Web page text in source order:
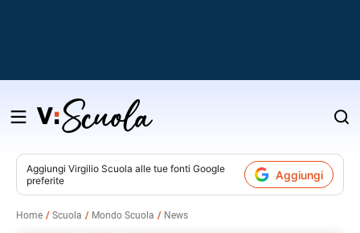
Salta
contenuto
Aggiungi Virgilio Scuola alle tue fonti Google
preferite
Aggiungi
Home Scuola Mondo Scuola News